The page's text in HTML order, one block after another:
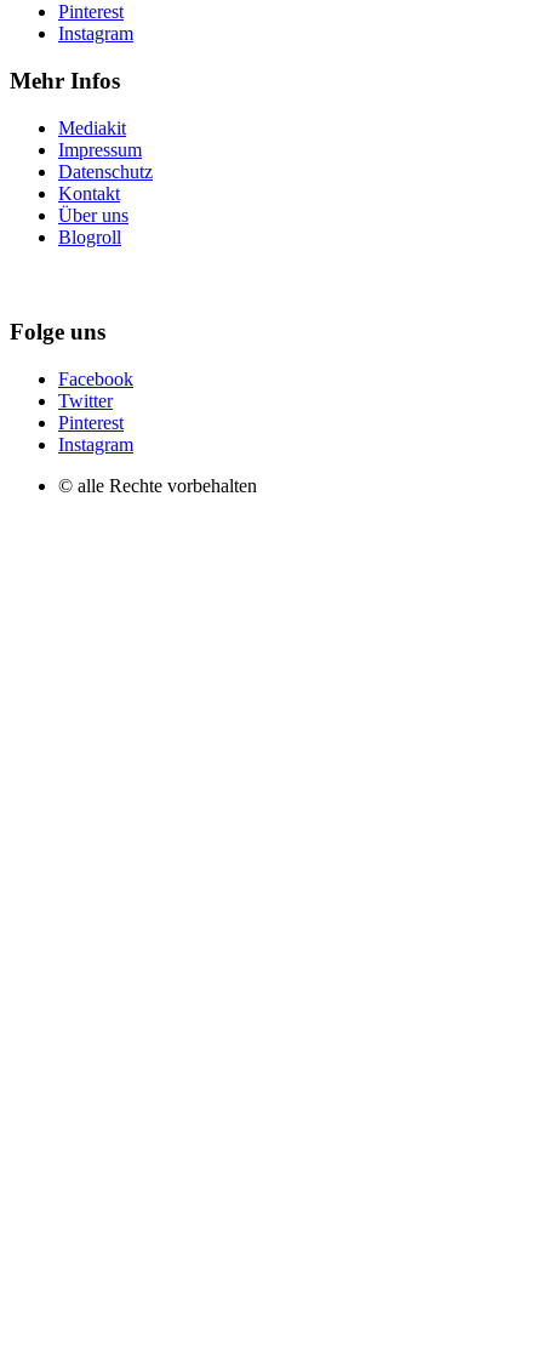
Pinterest
Instagram
Mehr Infos
Mediakit
Impressum
Datenschutz
Kontakt
Über uns
Blogroll
Folge uns
Facebook
Twitter
Pinterest
Instagram
© alle Rechte vorbehalten